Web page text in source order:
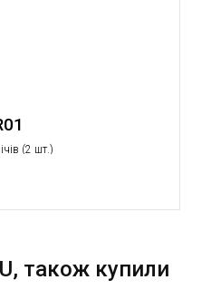
(2 шт.)
також купили